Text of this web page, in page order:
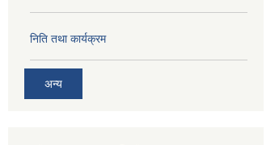
निति तथा कार्यक्रम
अन्य